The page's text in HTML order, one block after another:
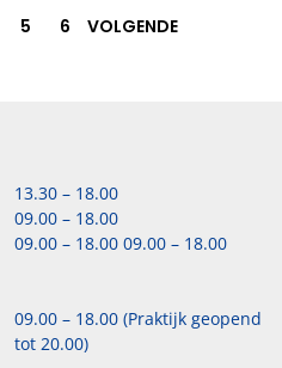
5 6 VOLGENDE
13.30 – 18.00
09.00 – 18.00
09.00 – 18.00 09.00 – 18.00
09.00 – 18.00 (Praktijk geopend
tot 20.00)